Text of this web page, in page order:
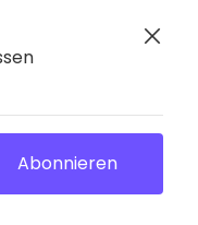
Abonnieren